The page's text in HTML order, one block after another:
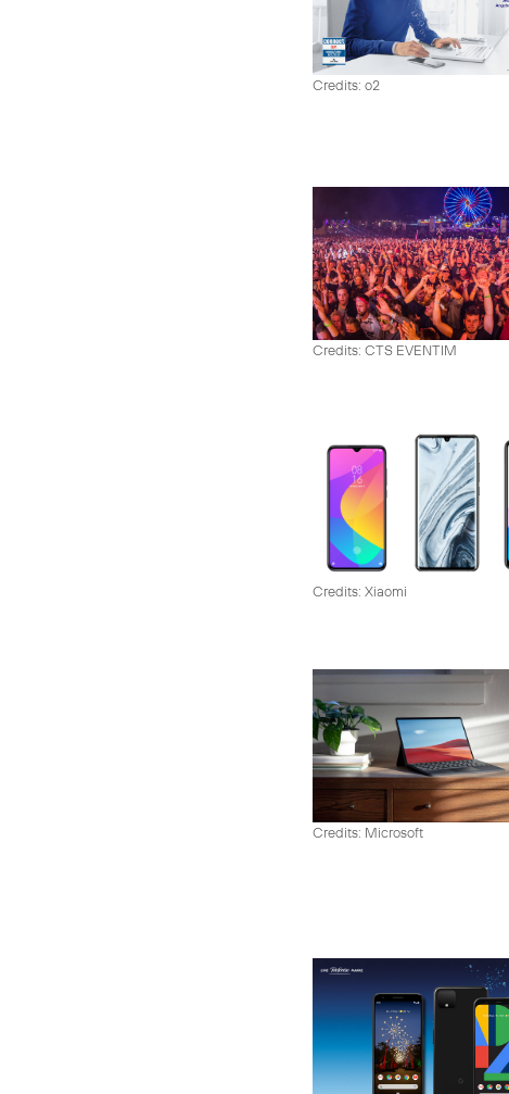
Credits: o2
Credits: CTS EVENTIM
Credits: Xiaomi
Credits: Microsoft